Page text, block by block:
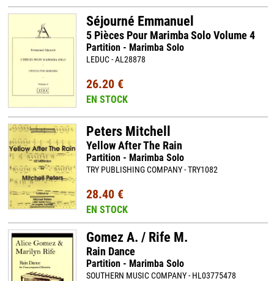
Séjourné Emmanuel
5 Pièces Pour Marimba Solo Volume 4
Partition - Marimba Solo
LEDUC - AL28878
26.20 €
EN STOCK
Peters Mitchell
Yellow After The Rain
Partition - Marimba Solo
TRY PUBLISHING COMPANY - TRY1082
28.40 €
EN STOCK
Gomez A. / Rife M.
Rain Dance
Partition - Marimba Solo
SOUTHERN MUSIC COMPANY - HL03775478